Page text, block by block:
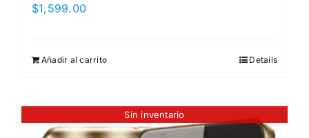
$1,599.00
Añadir al carrito Details
Sin inventario